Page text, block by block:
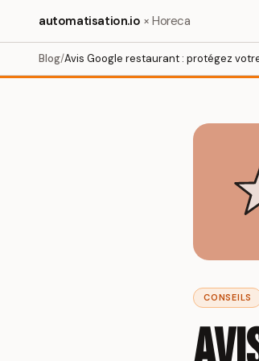
automatisation.io × Horeca
Blog/Avis Google restaurant : protégez
CONSEILS